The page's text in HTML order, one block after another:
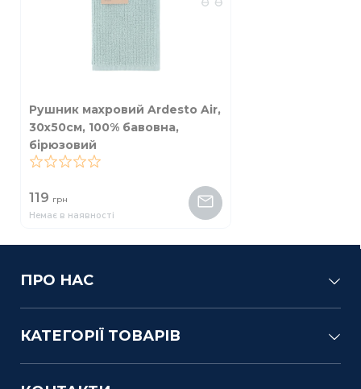
Рушник махровий Ardesto Air,
30х50см, 100% бавовна,
бірюзовий
119 грн
Немає в наявності
ПРО НАС
КАТЕГОРІЇ ТОВАРІВ